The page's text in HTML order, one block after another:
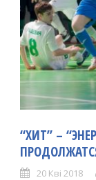
“ХИТ” –
20 Кві 2018